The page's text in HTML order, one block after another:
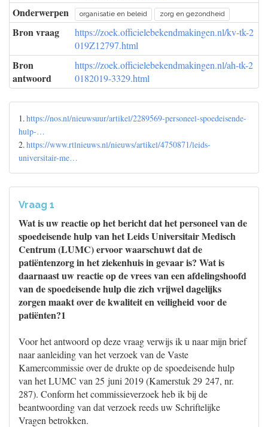
Onderwerpen organisatie en beleid zorg en gezondheid
Bron vraag
https://zoek.officielebekendmakingen.nl/kv-tk-2
019Z12797.html
Bron
antwoord
https://zoek.officielebekendmakingen.nl/ah-tk-2
0182019-3329.html
1.https://nos.nl/nieuwsuur/artikel/2289569-personeel-spoedeisende-
hulp-…
2.https://www.rtlnieuws.nl/nieuws/artikel/4750871/leids-
universitair-me…
Vraag 1
Wat is uw reactie op het bericht dat het personeel van de
spoedeisende hulp van het Leids Universitair Medisch
Centrum (LUMC) ervoor waarschuwt dat de
patiëntenzorg in het ziekenhuis in gevaar is? Wat is
daarnaast uw reactie op de vrees van een afdelingshoofd
van de spoedeisende hulp die zich vrijwel dagelijks
zorgen maakt over de kwaliteit en veiligheid voor de
patiënten?1
Voor het antwoord op deze vraag verwijs ik u naar mijn brief
naar aanleiding van het verzoek van de Vaste
Kamercommissie over de drukte op de spoedeisende hulp
van het LUMC van 25 juni 2019 (Kamerstuk 29 247, nr.
287). Conform het commissieverzoek heb ik bij de
beantwoording van dat verzoek reeds uw Schriftelijke
Vragen betrokken.